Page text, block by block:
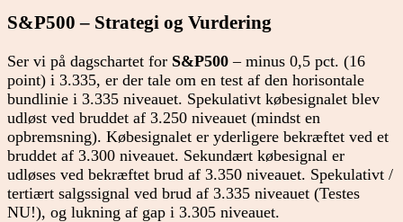
S&P500 – Strategi og Vurdering
Ser vi på dagschartet for S&P500 – minus 0,5 pct. (16
point) i 3.335, er der tale om en test af den horisontale
bundlinie i 3.335 niveauet. Spekulativt købesignalet blev
udløst ved bruddet af 3.250 niveauet (mindst en
opbremsning). Købesignalet er yderligere bekræftet ved et
bruddet af 3.300 niveauet. Sekundært købesignal er
udløses ved bekræftet brud af 3.350 niveauet. Spekulativt /
tertiært salgssignal ved brud af 3.335 niveauet (Testes
NU!), og lukning af gap i 3.305 niveauet.